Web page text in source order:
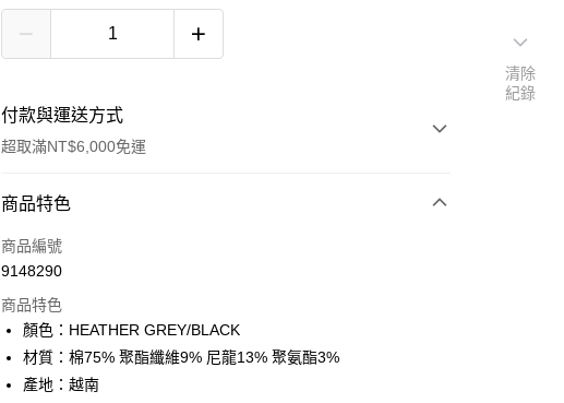
付款與運送方式
超取滿NT$6,000免運
付款方式
信用卡一次付款
LINE Pay
Apple Pay
商品特色
商品編號
9148290
商品特色
顏色：HEATHER GREY/BLACK
材質：棉75% 聚酯纖維9% 尼龍13% 聚氨酯3%
產地：越南
清除
紀錄